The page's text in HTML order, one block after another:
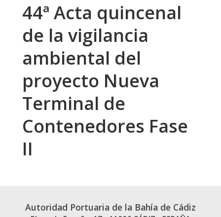
44ª Acta quincenal
de la vigilancia
ambiental del
proyecto Nueva
Terminal de
Contenedores Fase
II
Autoridad Portuaria de la Bahía de Cádiz